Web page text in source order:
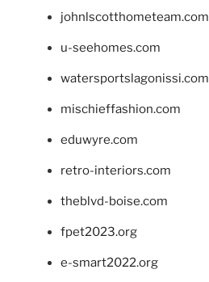
johnlscotthometeam.com
u-seehomes.com
watersportslagonissi.com
mischieffashion.com
eduwyre.com
retro-interiors.com
theblvd-boise.com
fpet2023.org
e-smart2022.org